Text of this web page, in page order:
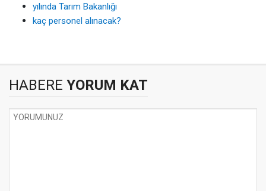
yılında Tarım Bakanlığı
kaç personel alınacak?
HABERE YORUM KAT